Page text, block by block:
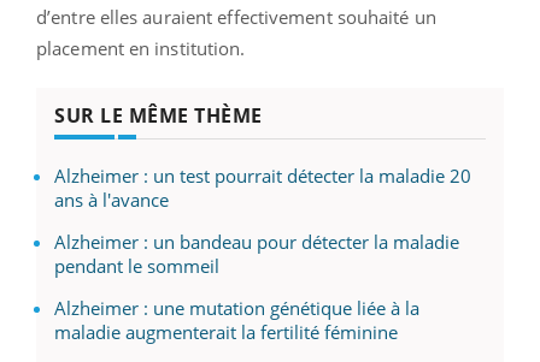
d’entre elles auraient effectivement souhaité un
placement en institution.
SUR LE MÊME THÈME
Alzheimer : un test pourrait détecter la maladie 20
ans à l'avance
Alzheimer : un bandeau pour détecter la maladie
pendant le sommeil
Alzheimer : une mutation génétique liée à la
maladie augmenterait la fertilité féminine